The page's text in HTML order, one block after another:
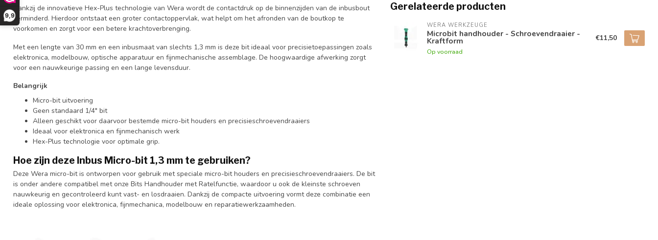
9,9
Dankzij de innovatieve Hex-Plus technologie van Wera wordt de contactdruk op de binnenzijden van de inbusbout
verminderd. Hierdoor ontstaat een groter contactoppervlak, wat helpt om het afronden van de boutkop te
voorkomen en zorgt voor een betere krachtoverbrenging.
Met een lengte van 30 mm en een inbusmaat van slechts 1,3 mm is deze bit ideaal voor precisietoepassingen zoals
elektronica, modelbouw, optische apparatuur en fijnmechanische assemblage. De hoogwaardige afwerking zorgt
voor een nauwkeurige passing en een lange levensduur.
Belangrijk
Micro-bit uitvoering
Geen standaard 1/4" bit
Alleen geschikt voor daarvoor bestemde micro-bit houders en precisieschroevendraaiers
Ideaal voor elektronica en fijnmechanisch werk
Hex-Plus technologie voor optimale grip.
Hoe zijn deze Inbus Micro-bit 1,3 mm te gebruiken?
Deze Wera micro-bit is ontworpen voor gebruik met speciale micro-bit houders en precisieschroevendraaiers. De bit
is onder andere compatibel met onze Bits Handhouder met Ratelfunctie, waardoor u ook de kleinste schroeven
nauwkeurig en gecontroleerd kunt vast- en losdraaien. Dankzij de compacte uitvoering vormt deze combinatie een
ideale oplossing voor elektronica, fijnmechanica, modelbouw en reparatiewerkzaamheden.
Gerelateerde producten
WERA WERKZEUGE
Microbit handhouder - Schroevendraaier -
Kraftform
Op voorraad
€11,50